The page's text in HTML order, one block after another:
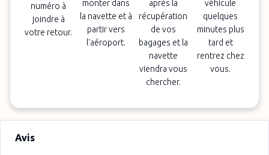
numéro à
joindre à
votre retour.
monter dans
la navette et à
partir vers
l'aéroport.
après la
récupération
de vos
bagages et la
navette
viendra vous
chercher.
véhicule
quelques
minutes plus
tard et
rentrez chez
vous.
Avis